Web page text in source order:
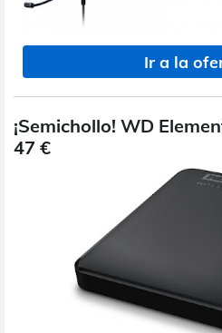
Ir a la
¡Semichollo! WD
47 €